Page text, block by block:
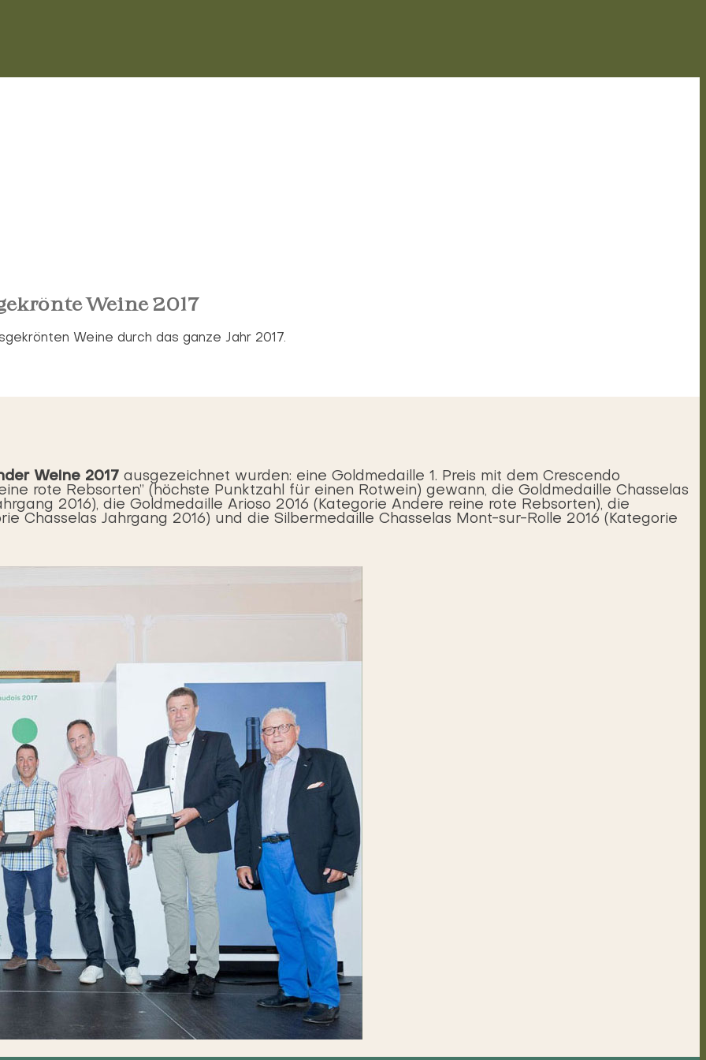
Weine 2017
Weine durch das ganze Jahr 2017.
Weine 2017 ausgezeichnet wurden: eine Goldmedaille 1. Preis mit dem Crescendo
rote Rebsorten” (höchste Punktzahl für einen Rotwein) gewann, die Goldmedaille Chasselas
2016), die Goldmedaille Arioso 2016 (Kategorie Andere reine rote Rebsorten), die
Chasselas Jahrgang 2016) und die Silbermedaille Chasselas Mont-sur-Rolle 2016 (Kategorie